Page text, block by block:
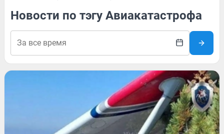
Новости по тэгу Авиакатастрофа